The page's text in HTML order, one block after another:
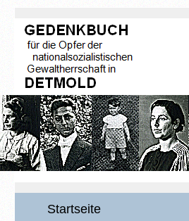
Startseite